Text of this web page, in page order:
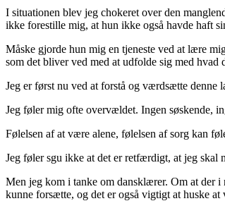
I situationen blev jeg chokeret over den
ikke forestille mig, at hun ikke også havde haft
Måske gjorde hun mig en tjeneste ved at lære
som det bliver ved med at udfolde sig med hvad
Jeg er først nu ved at forstå og værdsætte denne
Jeg føler mig ofte overvældet. Ingen søskende,
Følelsen af at være alene, følelsen af sorg kan
Jeg føler sgu ikke at det er retfærdigt, at jeg skal
Men jeg kom i tanke om dansklærer. Om at der i
kunne forsætte, og det er også vigtigt at huske